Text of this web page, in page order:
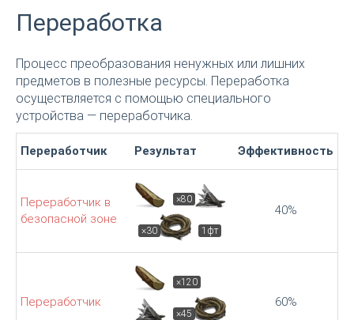
Переработка
Процесс преобразования ненужных или лишних
предметов в полезные ресурсы. Переработка
осуществляется с помощью специального
устройства — переработчика.
Переработчик Результат Эффективность
Переработчик в
безопасной зоне
×80
×30 1фт
40%
Переработчик
×120
×45
60%